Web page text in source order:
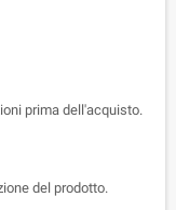
prima dell'acquisto.
del prodotto.